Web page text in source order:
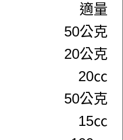
適量
50公克
20公克
20㏄
50公克
15㏄